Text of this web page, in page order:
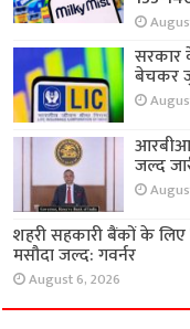
बेचकर
जल्द
शहरी सहकारी बैंकों के लिए
मसौदा जल्द: गवर्नर
August 6, 2026